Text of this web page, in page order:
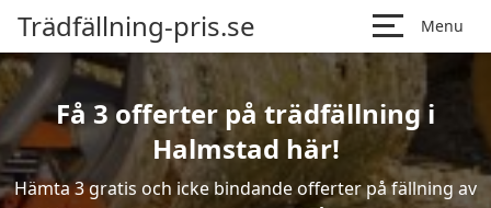
Trädfällning-pris.se Menu
Få 3 offerter på trädfällning i
Halmstad här!
Hämta 3 gratis och icke bindande offerter på fällning av